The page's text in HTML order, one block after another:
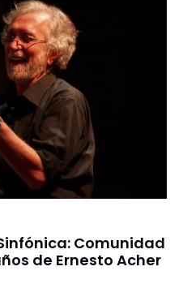
Comunidad
de Ernesto Acher